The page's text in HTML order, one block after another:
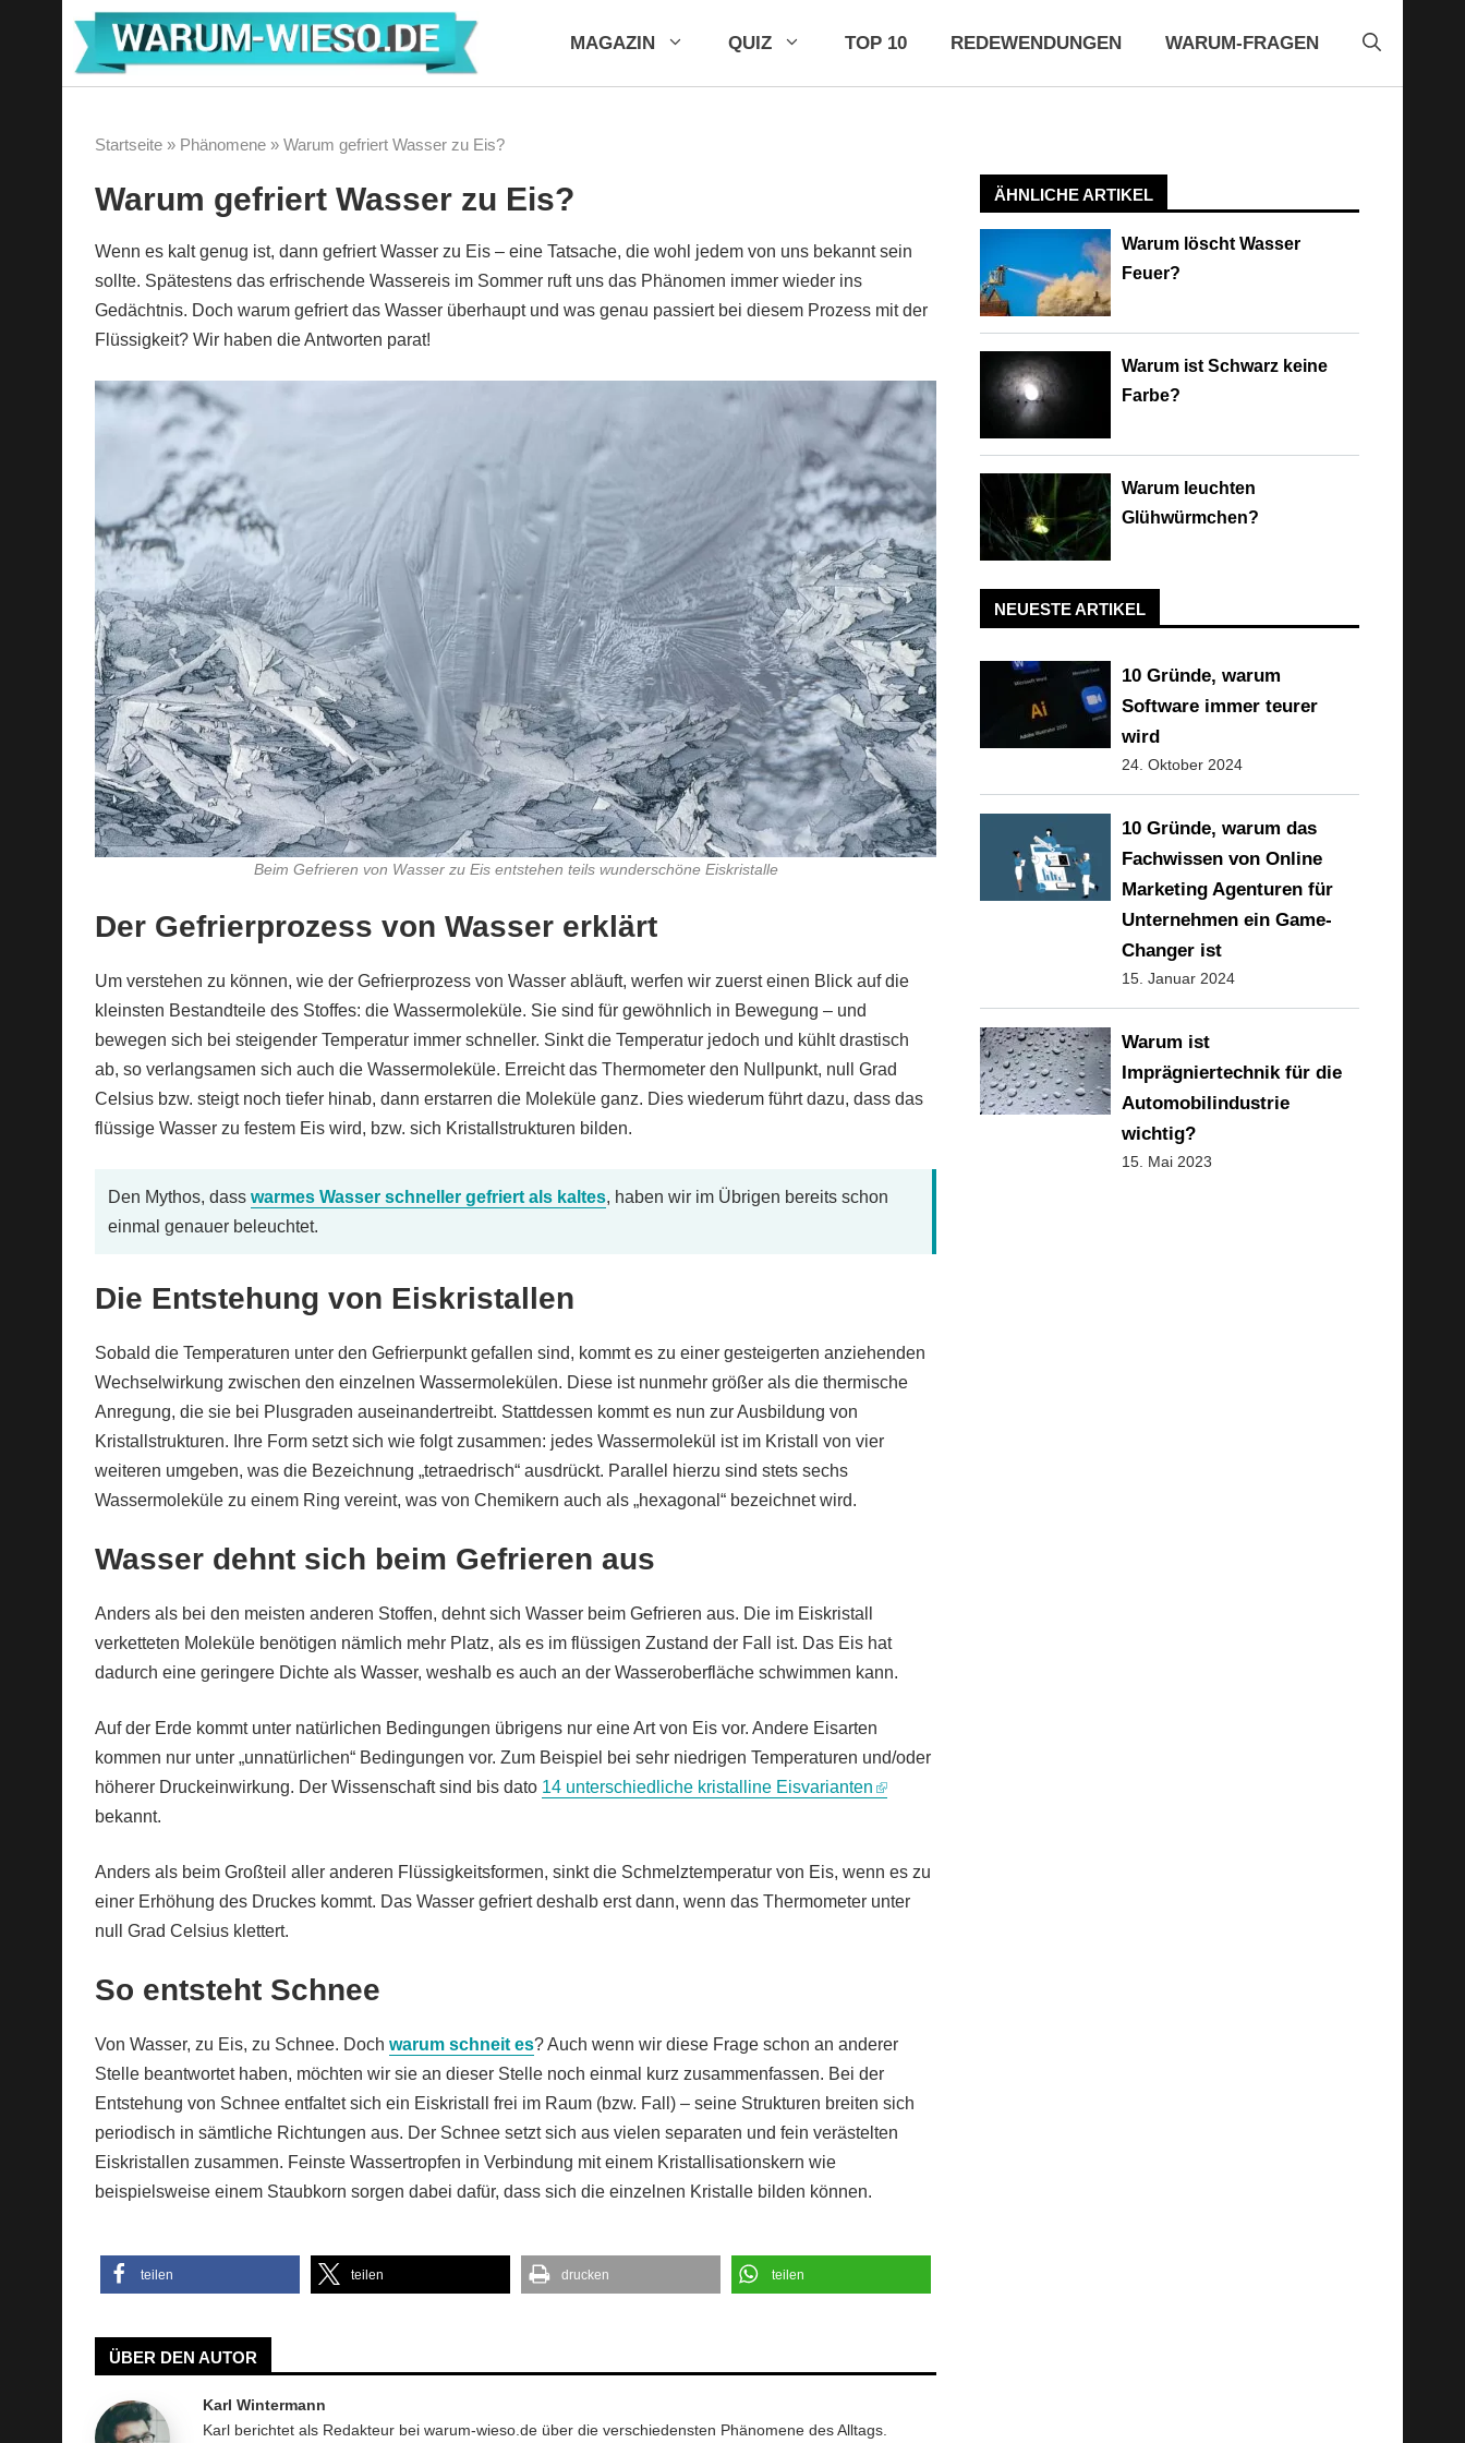
MAGAZIN QUIZ TOP 10 REDEWENDUNGEN WARUM-FRAGEN
Startseite » Phänomene » Warum gefriert Wasser zu Eis?
Warum gefriert Wasser zu Eis?
Wenn es kalt genug ist, dann gefriert Wasser zu Eis – eine Tatsache, die wohl jedem von uns bekannt sein
sollte. Spätestens das erfrischende Wassereis im Sommer ruft uns das Phänomen immer wieder ins
Gedächtnis. Doch warum gefriert das Wasser überhaupt und was genau passiert bei diesem Prozess mit der
Flüssigkeit? Wir haben die Antworten parat!
Beim Gefrieren von Wasser zu Eis entstehen teils wunderschöne Eiskristalle
Der Gefrierprozess von Wasser erklärt
Um verstehen zu können, wie der Gefrierprozess von Wasser abläuft, werfen wir zuerst einen Blick auf die
kleinsten Bestandteile des Stoffes: die Wassermoleküle. Sie sind für gewöhnlich in Bewegung – und
bewegen sich bei steigender Temperatur immer schneller. Sinkt die Temperatur jedoch und kühlt drastisch
ab, so verlangsamen sich auch die Wassermoleküle. Erreicht das Thermometer den Nullpunkt, null Grad
Celsius bzw. steigt noch tiefer hinab, dann erstarren die Moleküle ganz. Dies wiederum führt dazu, dass das
flüssige Wasser zu festem Eis wird, bzw. sich Kristallstrukturen bilden.
Den Mythos, dass warmes Wasser schneller gefriert als kaltes, haben wir im Übrigen bereits schon
einmal genauer beleuchtet.
Die Entstehung von Eiskristallen
Sobald die Temperaturen unter den Gefrierpunkt gefallen sind, kommt es zu einer gesteigerten anziehenden
Wechselwirkung zwischen den einzelnen Wassermolekülen. Diese ist nunmehr größer als die thermische
Anregung, die sie bei Plusgraden auseinandertreibt. Stattdessen kommt es nun zur Ausbildung von
Kristallstrukturen. Ihre Form setzt sich wie folgt zusammen: jedes Wassermolekül ist im Kristall von vier
weiteren umgeben, was die Bezeichnung „tetraedrisch“ ausdrückt. Parallel hierzu sind stets sechs
Wassermoleküle zu einem Ring vereint, was von Chemikern auch als „hexagonal“ bezeichnet wird.
Wasser dehnt sich beim Gefrieren aus
Anders als bei den meisten anderen Stoffen, dehnt sich Wasser beim Gefrieren aus. Die im Eiskristall
verketteten Moleküle benötigen nämlich mehr Platz, als es im flüssigen Zustand der Fall ist. Das Eis hat
dadurch eine geringere Dichte als Wasser, weshalb es auch an der Wasseroberfläche schwimmen kann.
Auf der Erde kommt unter natürlichen Bedingungen übrigens nur eine Art von Eis vor. Andere Eisarten
kommen nur unter „unnatürlichen“ Bedingungen vor. Zum Beispiel bei sehr niedrigen Temperaturen und/oder
höherer Druckeinwirkung. Der Wissenschaft sind bis dato 14 unterschiedliche kristalline Eisvarianten
bekannt.
Anders als beim Großteil aller anderen Flüssigkeitsformen, sinkt die Schmelztemperatur von Eis, wenn es zu
einer Erhöhung des Druckes kommt. Das Wasser gefriert deshalb erst dann, wenn das Thermometer unter
null Grad Celsius klettert.
So entsteht Schnee
Von Wasser, zu Eis, zu Schnee. Doch warum schneit es? Auch wenn wir diese Frage schon an anderer
Stelle beantwortet haben, möchten wir sie an dieser Stelle noch einmal kurz zusammenfassen. Bei der
Entstehung von Schnee entfaltet sich ein Eiskristall frei im Raum (bzw. Fall) – seine Strukturen breiten sich
periodisch in sämtliche Richtungen aus. Der Schnee setzt sich aus vielen separaten und fein verästelten
Eiskristallen zusammen. Feinste Wassertropfen in Verbindung mit einem Kristallisationskern wie
beispielsweise einem Staubkorn sorgen dabei dafür, dass sich die einzelnen Kristalle bilden können.
teilen teilen drucken teilen
ÜBER DEN AUTOR
Karl Wintermann
Karl berichtet als Redakteur bei warum-wieso.de über die verschiedensten Phänomene des Alltags.
ÄHNLICHE ARTIKEL
Warum löscht Wasser
Feuer?
Warum ist Schwarz keine
Farbe?
Warum leuchten
Glühwürmchen?
NEUESTE ARTIKEL
10 Gründe, warum
Software immer teurer
wird
24. Oktober 2024
10 Gründe, warum das
Fachwissen von Online
Marketing Agenturen für
Unternehmen ein Game-
Changer ist
15. Januar 2024
Warum ist
Imprägniertechnik für die
Automobilindustrie
wichtig?
15. Mai 2023